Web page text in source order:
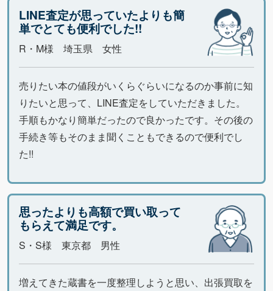
LINE査定が思っていたよりも簡
単でとても便利でした!!
R・M様 埼玉県 女性
売りたい本の値段がいくらぐらいになるのか事前に知
りたいと思って、LINE査定をしていただきました。
手順もかなり簡単だったので良かったです。その後の
手続き等もそのまま聞くこともできるので便利でし
た!!
思ったよりも高額で買い取って
もらえて満足です。
S・S様 東京都 男性
増えてきた蔵書を一度整理しようと思い、出張買取を